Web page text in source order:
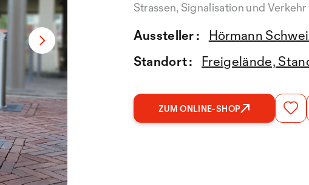
Strassen, Signalisation und Verkehr
Aussteller :
Hörmann
Standort :
Freigelände,
ZUM ONLINE-SHOP